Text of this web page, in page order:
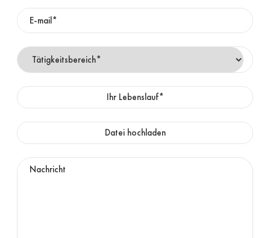
Ihr Lebenslauf*
Datei hochladen